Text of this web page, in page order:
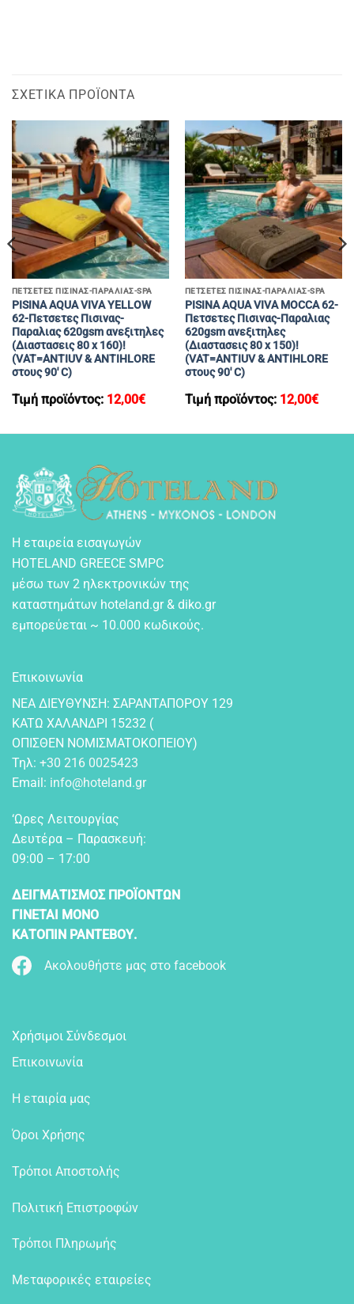
ΣΧΕΤΙΚΆ ΠΡΟΪΌΝΤΑ
ΠΕΤΣΕΤΕΣ ΠΙΣΙΝΑΣ-ΠΑΡΑΛΙΑΣ-SPA
PISINA AQUA VIVA YELLOW
62-Πετσετες Πισινας-
Παραλιας 620gsm ανεξιτηλες
(Διαστασεις 80 x 160)!
(VAT=ANTIUV & ANTIHLORE
στους 90′ C)
Τιμή προϊόντος: 12,00€
ΠΕΤΣΕΤΕΣ ΠΙΣΙΝΑΣ-ΠΑΡΑΛΙΑΣ-SPA
PISINA AQUA VIVA MOCCA 62-
Πετσετες Πισινας-Παραλιας
620gsm ανεξιτηλες
(Διαστασεις 80 x 150)!
(VAT=ANTIUV & ANTIHLORE
στους 90′ C)
Τιμή προϊόντος: 12,00€
Η εταιρεία εισαγωγών
HOTELAND GREECE SMPC
μέσω των 2 ηλεκτρονικών της
καταστημάτων hoteland.gr & diko.gr
εμπορεύεται ~ 10.000 κωδικούς.
Επικοινωνία
NEA ΔIEYΘYNΣH: ΣAPANTAΠOPOY 129
KATΩ XAΛANΔPI 15232 (
OΠIΣΘEN NOMIΣMATOKOΠEIOY)
Τηλ: +30 216 0025423
Email: info@hoteland.gr
‘Ωρες Λειτουργίας
Δευτέρα – Παρασκευή:
09:00 – 17:00
ΔΕΙΓΜΑΤΙΣΜΟΣ ΠΡΟΪΟΝΤΩΝ
ΓΙΝΕΤΑΙ ΜΟΝΟ
ΚΑΤΟΠΙΝ ΡΑΝΤΕΒΟΥ.
Ακολουθήστε μας στο facebook
Χρήσιμοι Σύνδεσμοι
Επικοινωνία
Η εταιρία μας
Όροι Χρήσης
Τρόποι Αποστολής
Πολιτική Επιστροφών
Τρόποι Πληρωμής
Μεταφορικές εταιρείες